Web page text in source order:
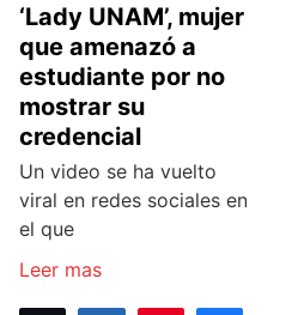
‘Lady UNAM’, mujer
que amenazó a
estudiante por no
mostrar su
credencial
Un video se ha vuelto
viral en redes sociales en
el que
Leer mas